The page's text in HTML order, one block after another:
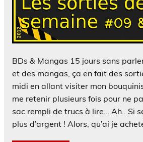
BDs & Mangas 15 jours sans
et des mangas, ça en fait des
midi en allant visiter mon
me retenir plusieurs fois pour ne
sac rempli de trucs à lire… Ah.. Si
plus d’argent ! Alors, qu’ai je